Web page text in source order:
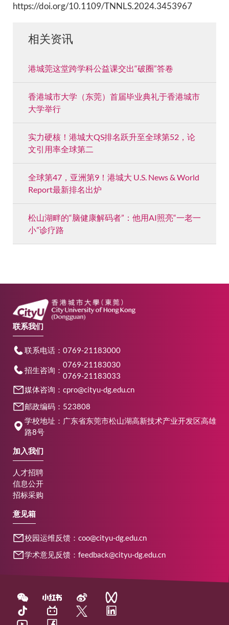
https://doi.org/10.1109/TNNLS.2024.3453967
相关资讯
港城莞这堂跨学科公益课交出“破圈”答卷
香港城市大学（东莞）首届毕业典礼于香港城市
大学举行
实力硬核！港城大QS排名跃升至全球第52，论
文引用率全球第二
全球第47，亚洲第9！港城大 U.S. News & World
Report最新排名出炉
松山湖畔的“脑健康解码者”：他用AI照亮“一老一
小”诊疗路
联系我们
联系电话：0769-21183000
招生咨询：
0769-21183030
0769-21183033
媒体咨询：cpro@cityu-dg.edu.cn
邮政编码：523808
学校地址：广东省东莞市松山湖高新技术产业开发区高雄
路8号
加入我们
人才招聘
信息公开
招标采购
意见箱
校园运维反馈：coo@cityu-dg.edu.cn
学术意见反馈：feedback@cityu-dg.edu.cn